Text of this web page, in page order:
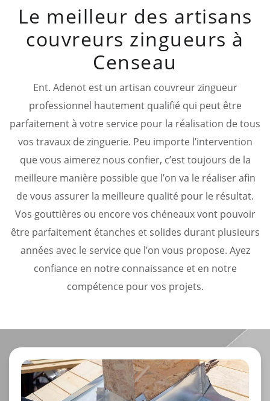
Le meilleur des artisans
couvreurs zingueurs à
Censeau
Ent. Adenot est un artisan couvreur zingueur
professionnel hautement qualifié qui peut être
parfaitement à votre service pour la réalisation de tous
vos travaux de zinguerie. Peu importe l’intervention
que vous aimerez nous confier, c’est toujours de la
meilleure manière possible que l’on va le réaliser afin
de vous assurer la meilleure qualité pour le résultat.
Vos gouttières ou encore vos chéneaux vont pouvoir
être parfaitement étanches et solides durant plusieurs
années avec le service que l’on vous propose. Ayez
confiance en notre connaissance et en notre
compétence pour vos projets.